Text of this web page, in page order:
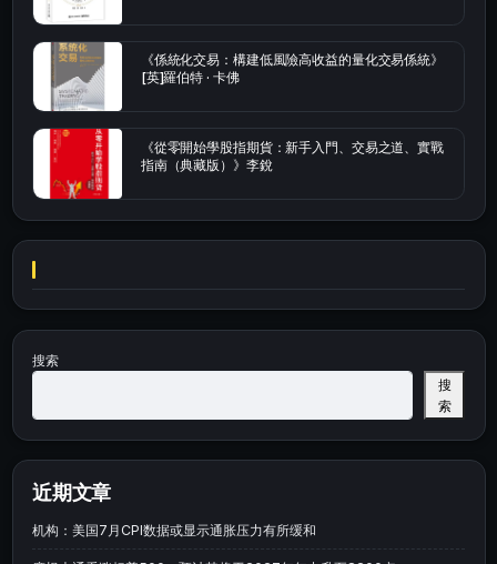
《係統化交易：構建低風險高收益的量化交易係統》
[英]羅伯特 · 卡佛
《從零開始學股指期貨：新手入門、交易之道、實戰
指南（典藏版）》李銳
搜索
搜
索
近期文章
机构：美国7月CPI数据或显示通胀压力有所缓和